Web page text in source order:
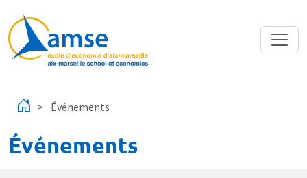
Événements
Événements